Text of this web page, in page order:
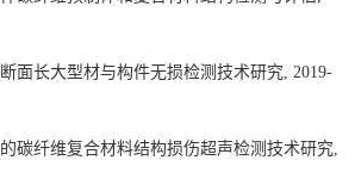
面长大型材与构件无损检测技术研究, 2019-
碳纤维复合材料结构损伤超声检测技术研究,